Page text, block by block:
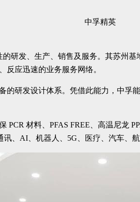
中孚精英
研发、生产、销售及服务。其苏州
反应迅速的业务服务网络。
的研发设计体系。凭借此能力，中
材料、PFAS FREE、高温尼龙
、AI、机器人、5G、医疗、汽车、